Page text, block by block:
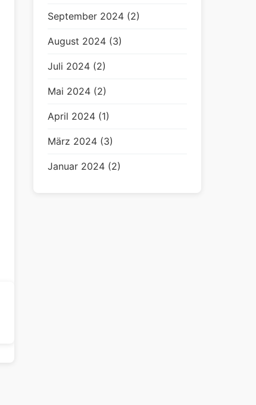
September 2024 (2)
August 2024 (3)
Juli 2024 (2)
Mai 2024 (2)
April 2024 (1)
März 2024 (3)
Januar 2024 (2)